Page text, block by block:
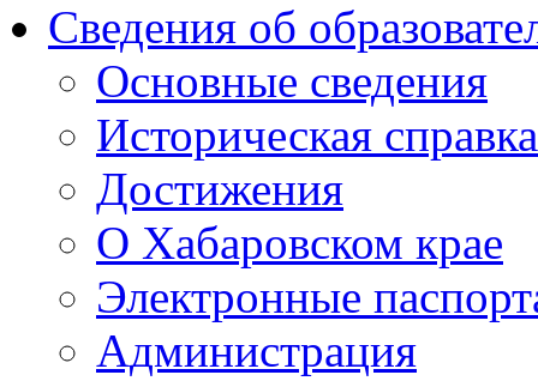
Сведения об
Основные сведения
Историческая справка
Достижения
О Хабаровском крае
Электронные
Администрация